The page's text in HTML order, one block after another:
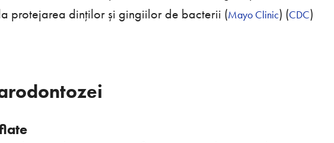
protejarea dinților și gingiilor de bacterii​ (Mayo Clinic)​​ (CDC)​​